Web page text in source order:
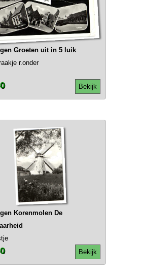
Groeten uit in 5 luik
r.onder
Bekijk
Korenmolen De
Bekijk